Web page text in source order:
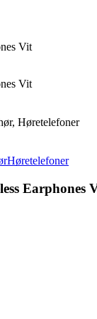
Vit
Vit
Høretelefoner
Høretelefoner
Earphones